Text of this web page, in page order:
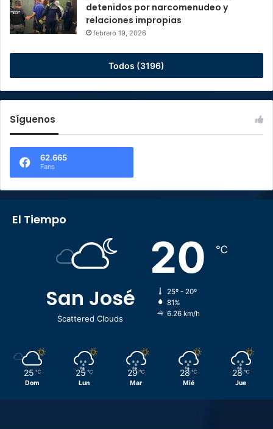
detenidos por narcomenudeo y
relaciones impropias
febrero 19, 2026
Todos (3196)
Síguenos
62.665
Fans
El Tiempo
San José
Scattered Clouds
20 ℃
25º - 20º
81%
6.26 km/h
25 ℃
Dom
25 ℃
Lun
29 ℃
Mar
28 ℃
Mié
28 ℃
Jue